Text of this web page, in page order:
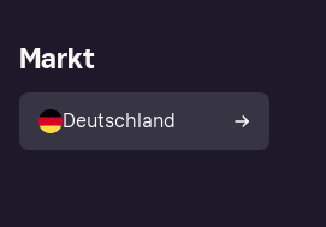
Markt
Deutschland